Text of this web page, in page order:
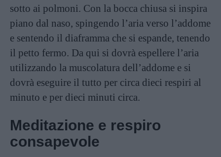
sotto ai polmoni. Con la bocca chiusa si inspira
piano dal naso, spingendo l’aria verso l’addome
e sentendo il diaframma che si espande, tenendo
il petto fermo. Da qui si dovrà espellere l’aria
utilizzando la muscolatura dell’addome e si
dovrà eseguire il tutto per circa dieci respiri al
minuto e per dieci minuti circa.
Meditazione e respiro
consapevole